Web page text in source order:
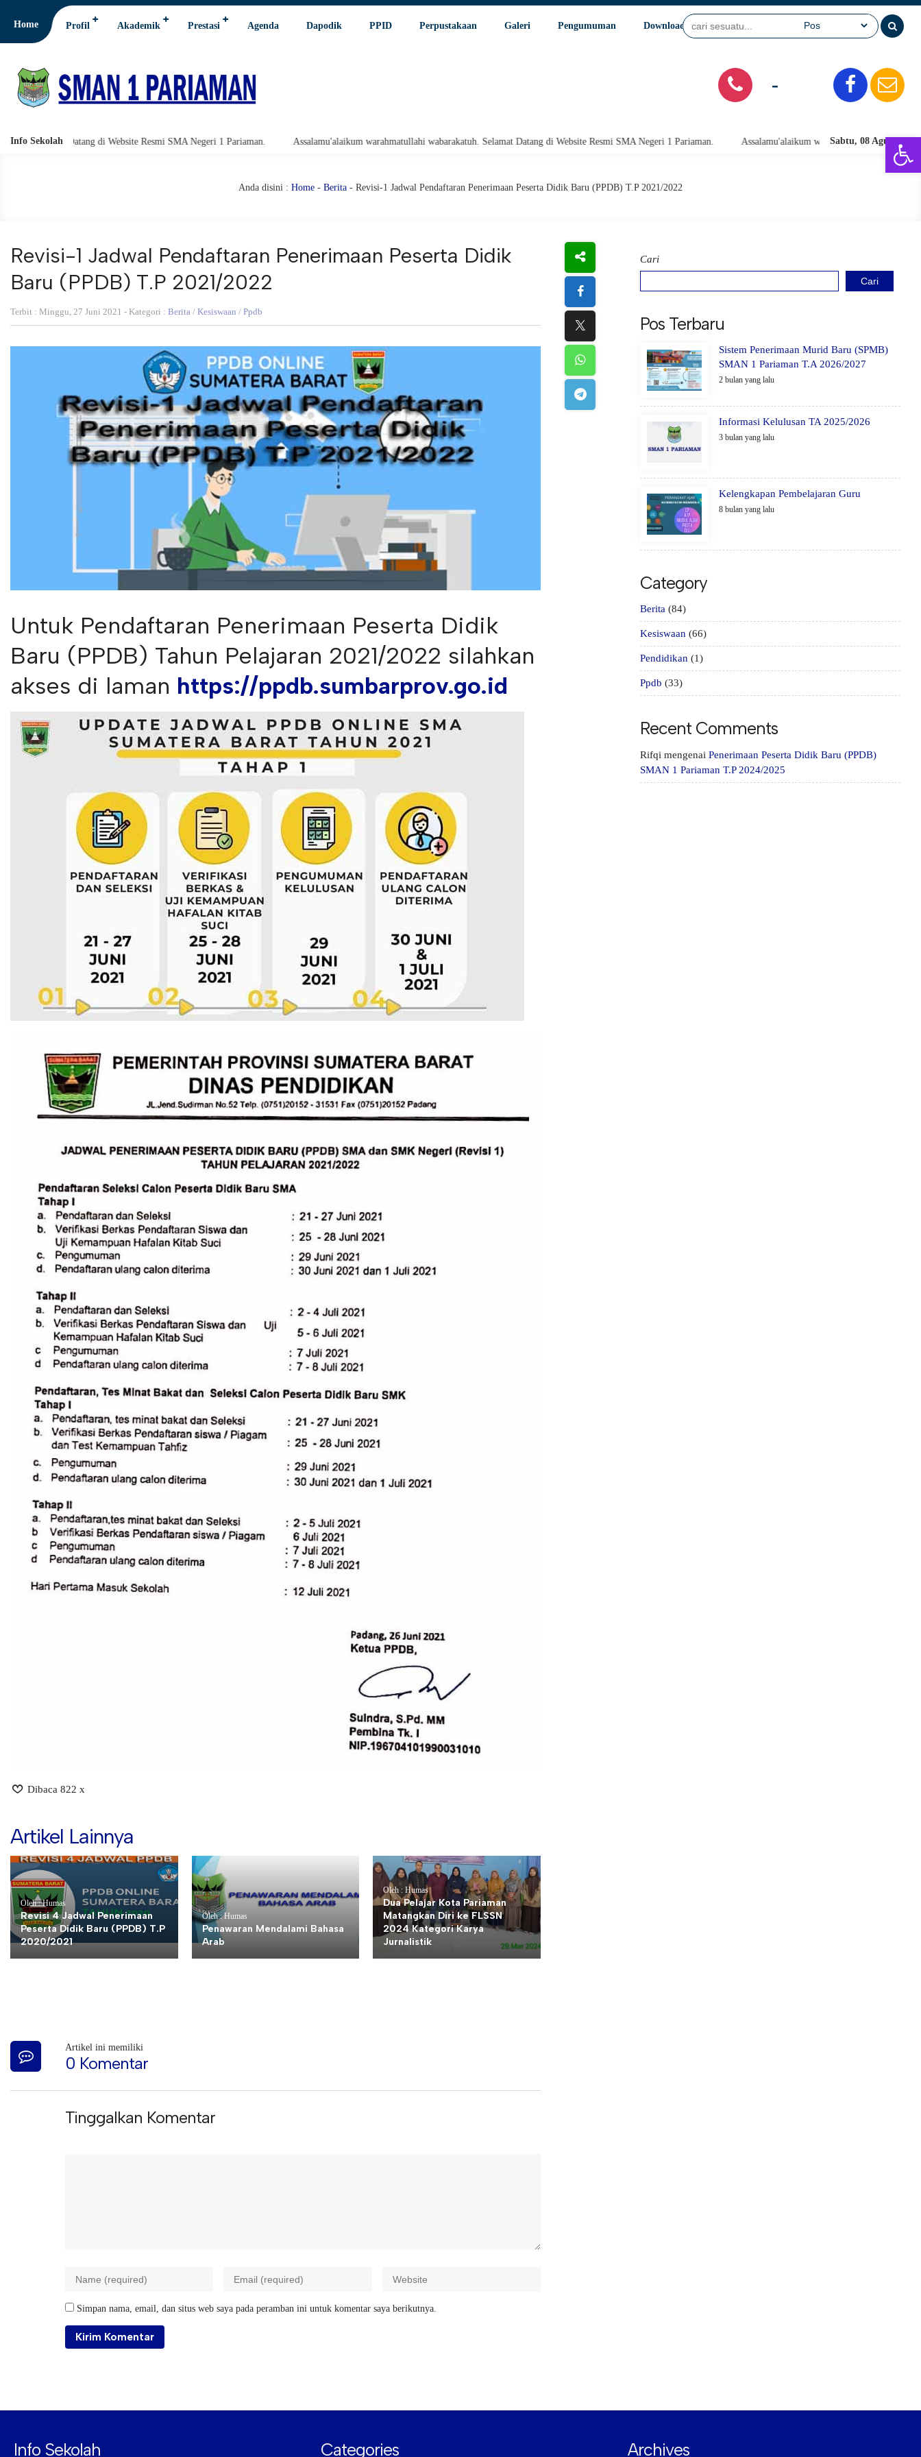
Home Profil Akademik Prestasi Agenda Dapodik PPID Perpustakaan Galeri Pengumuman Download Video
-
Info Sekolah Sabtu, 08 Agu 2026
di Website Resmi SMA Negeri 1 Pariaman. Assalamu'alaikum warahmatullahi wabarakatuh. Selamat Datang di Website Resmi SMA Negeri 1 Pariaman. Assalamu'alaikum warahmatullahi wabarakatuh. Selamat
Anda disini : Home - Berita - Revisi-1 Jadwal Pendaftaran Penerimaan Peserta Didik Baru (PPDB) T.P 2021/2022
Revisi-1 Jadwal Pendaftaran Penerimaan Peserta Didik
Baru (PPDB) T.P 2021/2022
Terbit : Minggu, 27 Juni 2021 - Kategori : Berita / Kesiswaan / Ppdb
Untuk Pendaftaran Penerimaan Peserta Didik
Baru (PPDB) Tahun Pelajaran 2021/2022 silahkan
akses di laman https://ppdb.sumbarprov.go.id
Dibaca 822 x
Artikel Lainnya
Oleh : Humas
Revisi 4 Jadwal Penerimaan
Peserta Didik Baru (PPDB) T.P
2020/2021
Oleh : Humas
Penawaran Mendalami Bahasa
Arab
Oleh : Humas
Dua Pelajar Kota Pariaman
Matangkan Diri ke FLSSN
2024 Kategori Karya
Jurnalistik
Artikel ini memiliki
0 Komentar
Tinggalkan Komentar
Simpan nama, email, dan situs web saya pada peramban ini untuk komentar saya berikutnya.
Cari
Cari
Pos Terbaru
Sistem Penerimaan Murid Baru (SPMB)
SMAN 1 Pariaman T.A 2026/2027
2 bulan yang lalu
Informasi Kelulusan TA 2025/2026
3 bulan yang lalu
Kelengkapan Pembelajaran Guru
8 bulan yang lalu
Category
Berita (84)
Kesiswaan (66)
Pendidikan (1)
Ppdb (33)
Recent Comments
Rifqi mengenai Penerimaan Peserta Didik Baru (PPDB)
SMAN 1 Pariaman T.P 2024/2025
Info Sekolah Categories Archives